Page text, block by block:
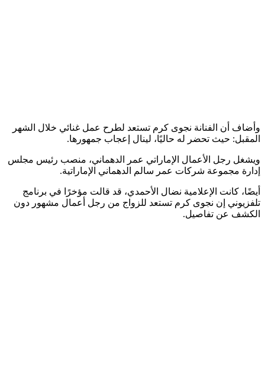
وأضاف أن الفنانة نجوى كرم تستعد لطرح عمل غنائي خلال الشهر
المقبل: حيث تحضر له حاليًا، لينال إعجاب جمهورها.
ويشغل رجل الأعمال الإماراتي عمر الدهماني، منصب رئيس مجلس
إدارة مجموعة شركات عمر سالم الدهماني الإماراتية.
أيضًا، كانت الإعلامية نضال الأحمدي، قد قالت مؤخرًا في برنامج
تلفزيوني إن نجوى كرم تستعد للزواج من رجل أعمال مشهور دون
الكشف عن تفاصيل.